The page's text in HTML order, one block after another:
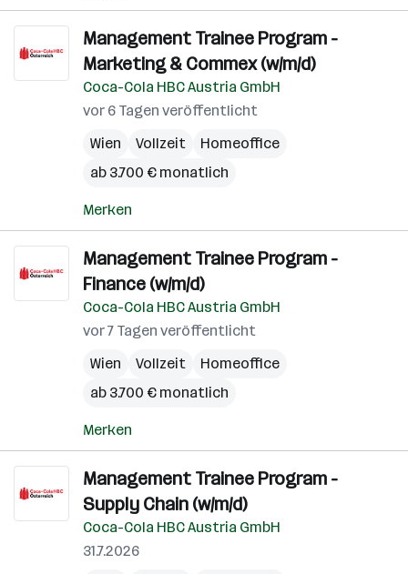
Management Trainee Program -
Marketing & Commex (w/m/d)
Coca-Cola HBC Austria GmbH
vor 6 Tagen veröffentlicht
Wien
Vollzeit
Homeoffice
ab 3.700 € monatlich
Merken
Management Trainee Program -
Finance (w/m/d)
Coca-Cola HBC Austria GmbH
vor 7 Tagen veröffentlicht
Wien
Vollzeit
Homeoffice
ab 3.700 € monatlich
Merken
Management Trainee Program -
Supply Chain (w/m/d)
Coca-Cola HBC Austria GmbH
31.7.2026